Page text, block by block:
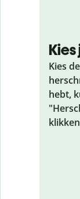
Kies
hebt,